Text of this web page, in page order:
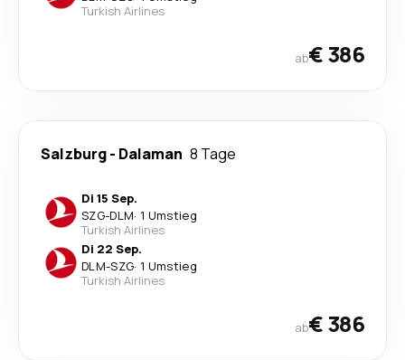
Turkish Airlines
ab€ 386
Salzburg- Dalaman 8 Tage
Di 15 Sep.
SZG-DLM· 1 Umstieg
Turkish Airlines
Di 22 Sep.
DLM-SZG· 1 Umstieg
Turkish Airlines
ab€ 386